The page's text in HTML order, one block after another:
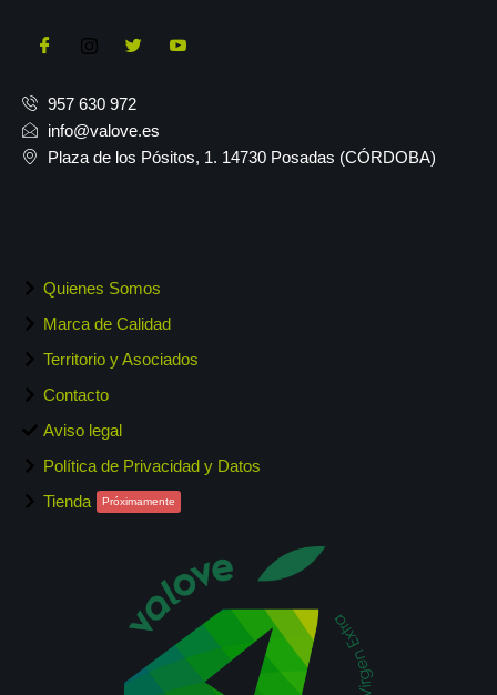
957 630 972
info@valove.es
Plaza de los Pósitos, 1. 14730 Posadas (CÓRDOBA)
Quienes Somos
Marca de Calidad
Territorio y Asociados
Contacto
Aviso legal
Política de Privacidad y Datos
Tienda
Próximamente